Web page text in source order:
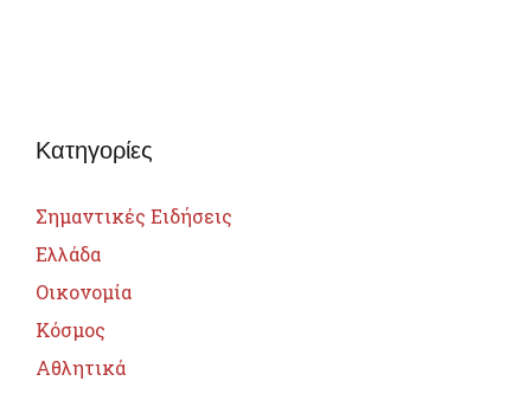
Κατηγορίες
Σημαντικές Ειδήσεις
Ελλάδα
Οικονομία
Κόσμος
Αθλητικά